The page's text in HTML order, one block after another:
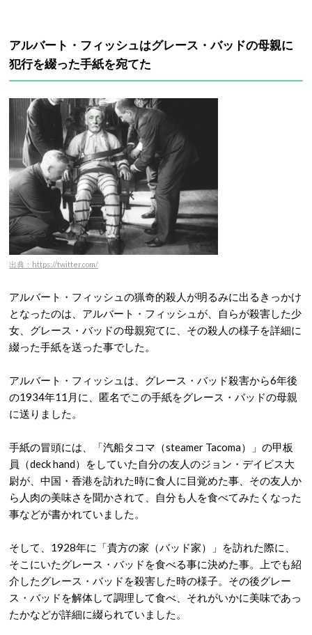
アルバート・フィッシュはグレース・バッドの母親に
犯行を綴った手紙を宛てた
出典：https://twitter.com/
アルバート・フィッシュの猟奇的殺人が明るみに出るきっかけ
となったのは、アルバート・フィッシュが、自らが殺害した少
女、グレース・バッドの母親宛てに、その殺人の様子を詳細に
綴った手紙を送った事でした。
アルバート・フィッシュは、グレース・バッド殺害から6年後
の1934年11月に、匿名でこの手紙をグレース・バッドの母親
に送りました。
手紙の冒頭には、「汽船タコマ（steamer Tacoma）」の甲板
員（deck hand）をしていた自分の友人のジョン・デイビス大
尉が、中国・香港を訪れた時に食人に目覚めた事、その友人か
ら人肉の美味さを聞かされて、自分も人を食べてみたくなった
事などが書かれていました。
そして、1928年に「貴方の家（バッド家）」を訪れた際に、
そこにいたグレース・バッドを食べる事に決めた事。上でも紹
介したグレース・バッドを殺害した時の様子。その後グレー
ス・バッドを解体して調理して食べ、それがいかに美味であっ
たかなどが詳細に綴られていました。